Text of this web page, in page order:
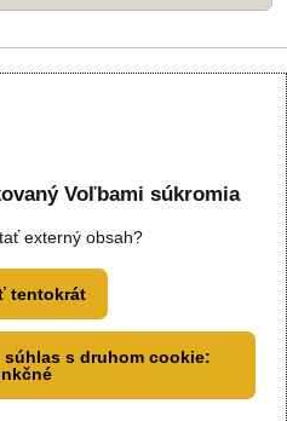
Voľbami súkromia
externý obsah?
tentokrát
s druhom cookie: